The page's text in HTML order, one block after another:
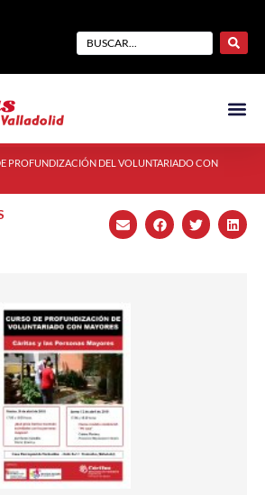
PROFUNDIZACIÓN DEL VOLUNTARIADO CON